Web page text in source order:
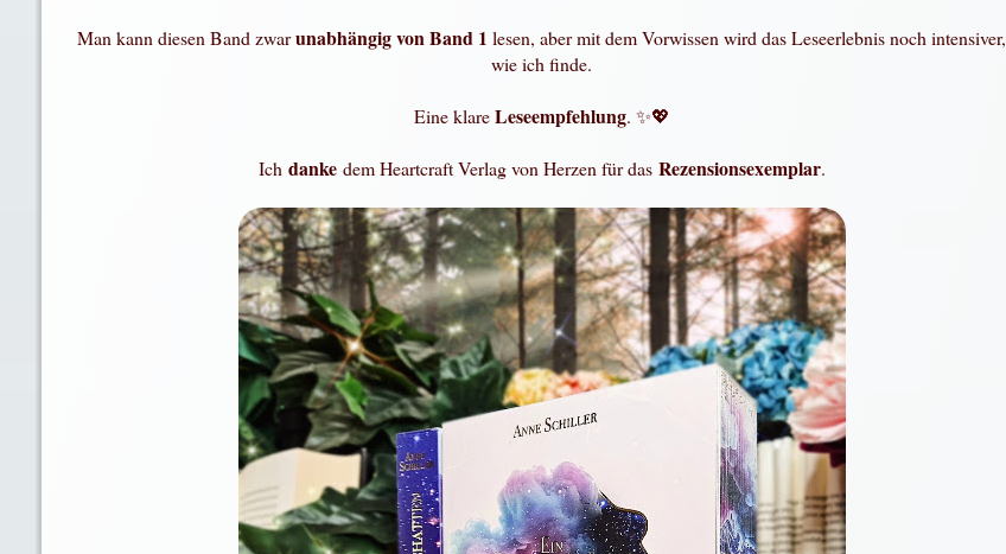
Man kann diesen Band zwarunabhängig von Band 1lesen, aber mit dem Vorwissen wird das Leseerlebnis noch intensiver,
wie ich finde.
Eine klareLeseempfehlung. ✨💖
Ich dankedem Heartcraft Verlag von Herzen für das Rezensionsexemplar.